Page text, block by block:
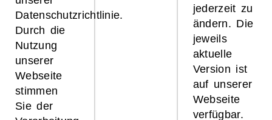
Datenschutzrichtlinie.
Durch die
Nutzung
unserer
Webseite
stimmen
Sie der
jederzeit zu
ändern. Die
jeweils
aktuelle
Version ist
auf unserer
Webseite
verfügbar.